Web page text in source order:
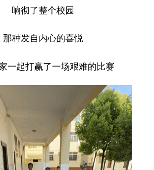
响彻了整个校园
那种发自内心的喜悦
一起打赢了一场艰难的比赛